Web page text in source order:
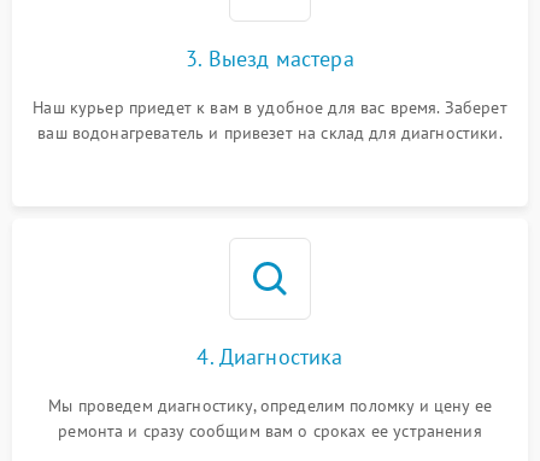
3. Выезд мастера
Наш курьер приедет к вам в удобное для вас время. Заберет
ваш водонагреватель и привезет на склад для диагностики.
4. Диагностика
Мы проведем диагностику, определим поломку и цену ее
ремонта и сразу сообщим вам о сроках ее устранения